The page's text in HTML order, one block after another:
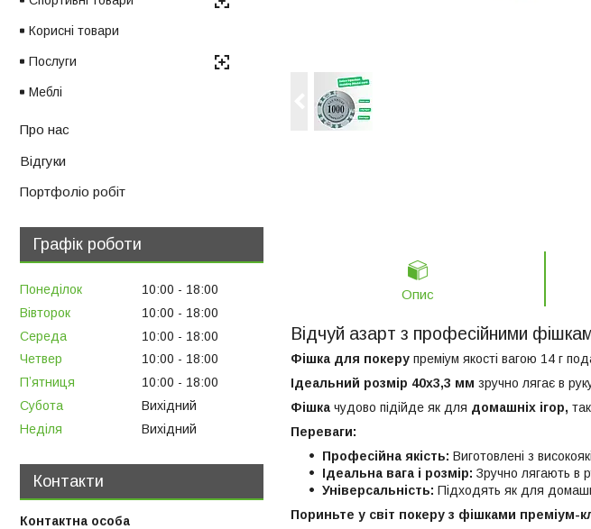
Опис
Відчуй азарт з професійними
Фішка для покеру преміум якості вагою 14 г
Ідеальний розмір 40х3,3 мм зручно лягає в
Фішка чудово підійде як для домашніх ігор,
Переваги:
Професійна якість: Виготовлені з
Ідеальна вага і розмір: Зручно лягають в
Універсальність: Підходять як для
Пориньте у світ покеру з фішками преміум-
Корисні товари
Послуги
Меблі
Про нас
Відгуки
Портфоліо робіт
Графік роботи
Понеділок 10:00
18:00
Вівторок
10:00
18:00
Середа
10:00
18:00
Четвер
10:00
18:00
Пʼятниця
10:00
18:00
Субота
Вихідний
Неділя
Вихідний
Контакти